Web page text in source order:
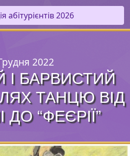
абітурієнтів 2026
2022
І БАРВИСТИЙ
ТАНЦЮ ВІД
ДО “ФЕЄРІЇ”